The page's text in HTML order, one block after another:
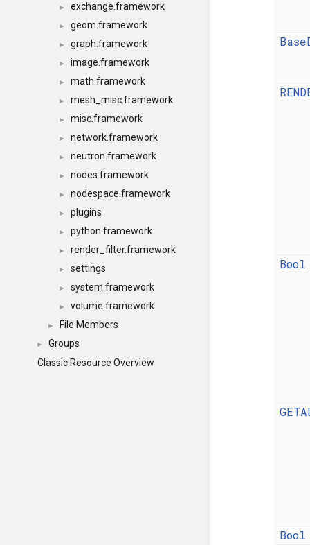
► exchange.framework
► geom.framework
► graph.framework
► image.framework
► math.framework
► mesh_misc.framework
► misc.framework
► network.framework
► neutron.framework
► nodes.framework
► nodespace.framework
► plugins
► python.framework
► render_filter.framework
► settings
► system.framework
► volume.framework
► File Members
►
Groups
Classic Resource Overview
Bool
Bool